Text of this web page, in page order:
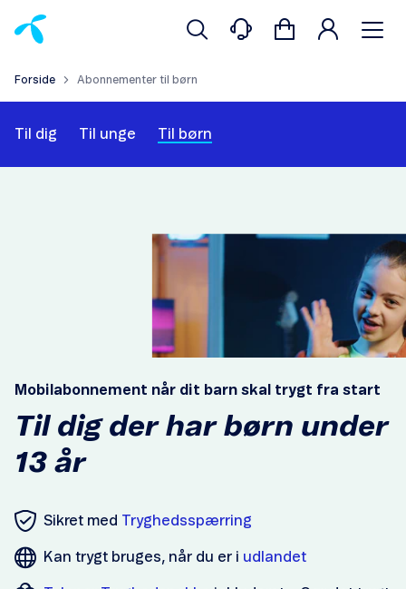
Forside Abonnementer til børn
Til dig Til unge Til børn
Mobilabonnement når dit barn skal trygt fra start
Til dig der har børn under
13 år
Sikret med Tryghedsspærring
Kan trygt bruges, når du er i udlandet